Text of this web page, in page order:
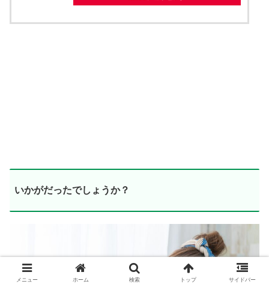
いかがだったでしょうか？
メニュー ホーム 検索 トップ サイドバー